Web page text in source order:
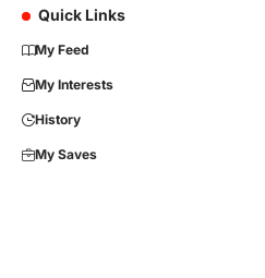
Quick Links
My Feed
My Interests
History
My Saves